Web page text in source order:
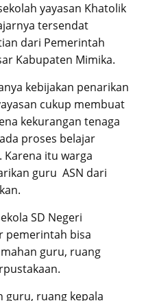
yayasan Khatolik
tersendat
dari Pemerintah
Kabupaten Mimika.
kebijakan penarikan
cukup membuat
kekurangan tenaga
proses belajar
Karena itu warga
guru ASN dari
SD Negeri
pemerintah bisa
guru, ruang
guru, ruang kepala